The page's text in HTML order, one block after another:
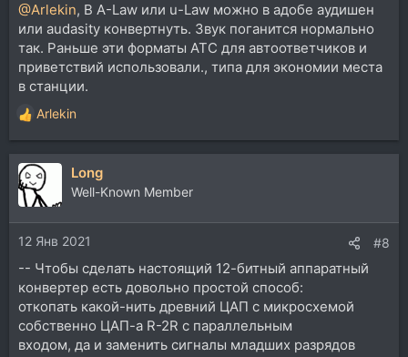
@Arlekin, В A-Law или u-Law можно в адобе аудишен
или audasity конвертнуть. Звук поганится нормально
так. Раньше эти форматы АТС для автоответчиков и
приветствий использовали., типа для экономии места
в станции.
Р
е
а
к
ц
и
и
:
Arlekin
Long
Well-Known Member
12 Янв 2021 #8
-- Чтобы сделать настоящий 12-битный аппаратный
конвертер есть довольно простой способ:
откопать какой-нить древний ЦАП с микросхемой
собственно ЦАП-а R-2R c параллельным
входом, да и заменить сигналы младших разрядов